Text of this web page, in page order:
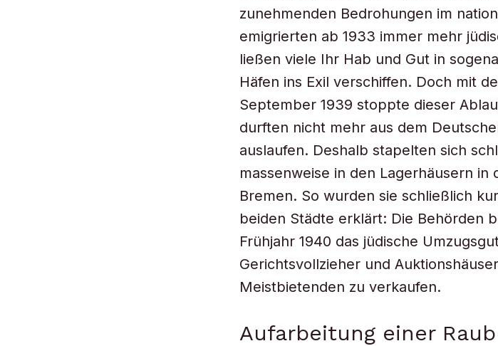
zunehmenden Bedrohungen im
emigrierten ab 1933 immer mehr
ließen viele Ihr Hab und Gut in
Häfen ins Exil verschiffen. Doch mit
September 1939 stoppte dieser
durften nicht mehr aus dem
auslaufen. Deshalb stapelten sich
massenweise in den Lagerhäusern
Bremen. So wurden sie schließlich
beiden Städte erklärt: Die Behörden
Frühjahr 1940 das jüdische
Gerichtsvollzieher und
Meistbietenden zu verkaufen.
Aufarbeitung einer